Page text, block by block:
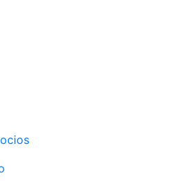
d'usuari